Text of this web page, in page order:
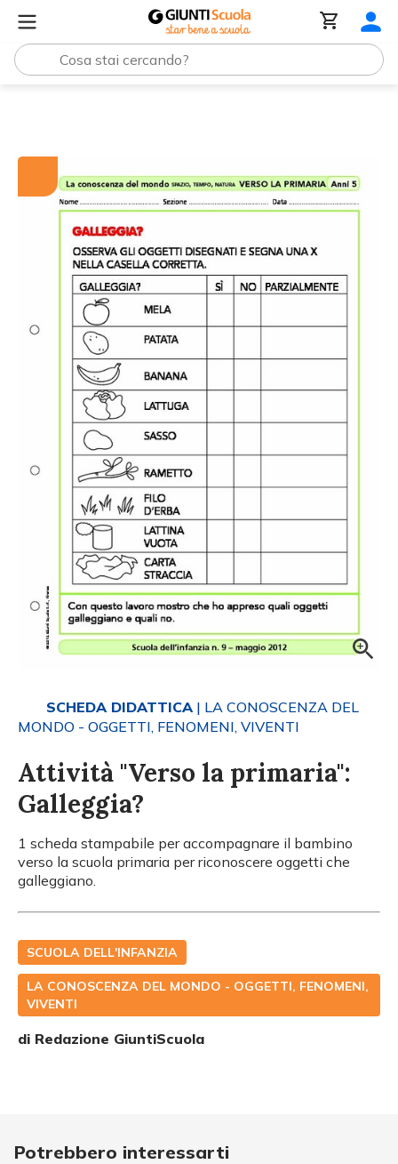
SCHEDA DIDATTICA | LA CONOSCENZA DEL
MONDO - OGGETTI, FENOMENI, VIVENTI
Attività "Verso la primaria":
Galleggia?
1 scheda stampabile per accompagnare il bambino
verso la scuola primaria per riconoscere oggetti che
galleggiano.
SCUOLA DELL'INFANZIA
LA CONOSCENZA DEL MONDO - OGGETTI, FENOMENI,
VIVENTI
di Redazione GiuntiScuola
Potrebbero interessarti